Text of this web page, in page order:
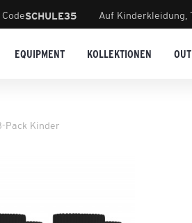
SCHULE35 Auf Kinderkleidung,
EQUIPMENT KOLLEKTIONEN
Pack Kinder